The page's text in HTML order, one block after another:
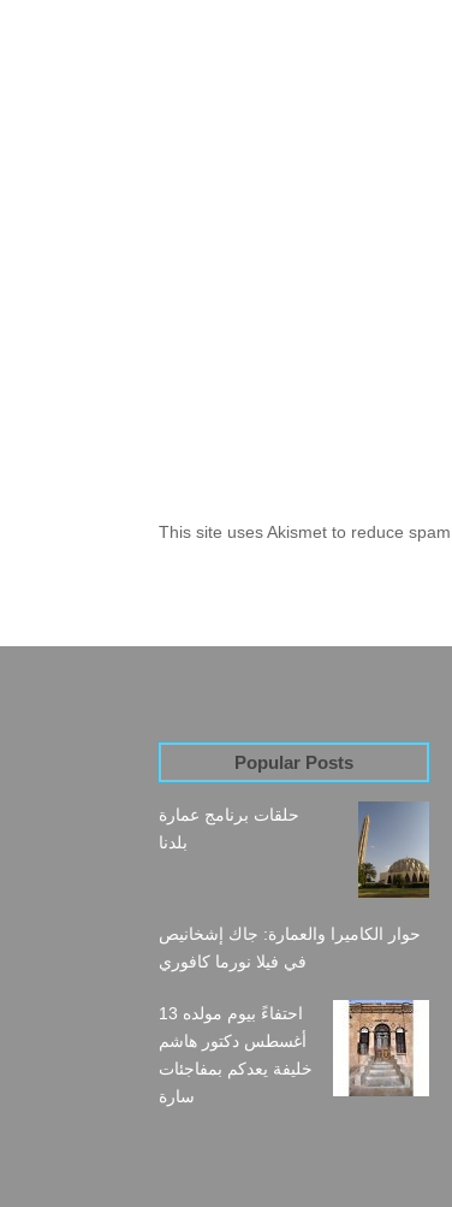
This site uses Akismet to reduce spam.
Popular Posts
حلقات برنامج عمارة
بلدنا
حوار الكاميرا والعمارة: جاك إشخانيص
في فيلا نورما كافوري
احتفاءً بيوم مولده 13
أغسطس دكتور هاشم
خليفة يعدكم بمفاجئات
سارة